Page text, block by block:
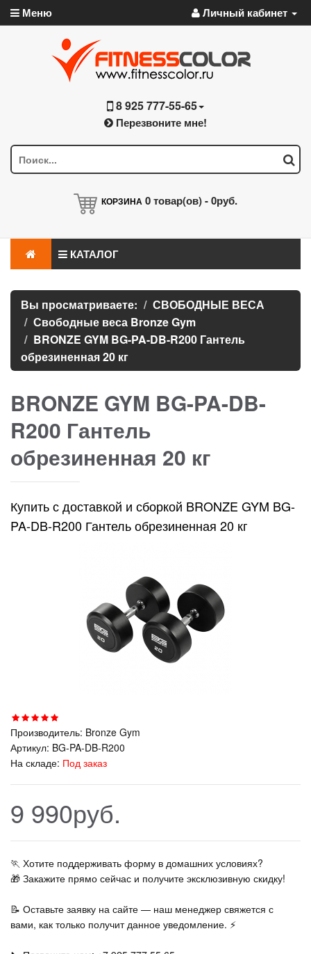
Меню Личный кабинет
8 925 777-55-65
Перезвоните мне!
КОРЗИНА 0товар(ов) -0руб.
КАТАЛОГ
Вы просматриваете:
СВОБОДНЫЕ ВЕСА
Свободные веса Bronze Gym
BRONZE GYM BG-PA-DB-R200 Гантель
обрезиненная 20 кг
BRONZE GYM BG-PA-DB-
R200 Гантель
обрезиненная 20 кг
Купить с доставкой и сборкой BRONZE GYM BG-
PA-DB-R200 Гантель обрезиненная 20 кг
Производитель: Bronze Gym
Артикул: BG-PA-DB-R200
На складе: Под заказ
9 990руб.
🏃‍ Хотите поддерживать форму в домашних условиях?
🎁 Закажите прямо сейчас и получите эксклюзивную скидку!
📝 Оставьте заявку на сайте — наш менеджер свяжется с
вами, как только получит данное уведомление. ⚡